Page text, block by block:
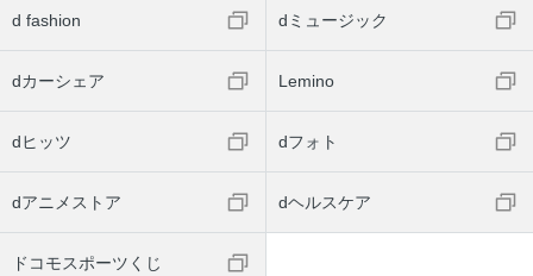
d fashion dミュージック
dカーシェア Lemino
dヒッツ dフォト
dアニメストア dヘルスケア
ドコモスポーツくじ